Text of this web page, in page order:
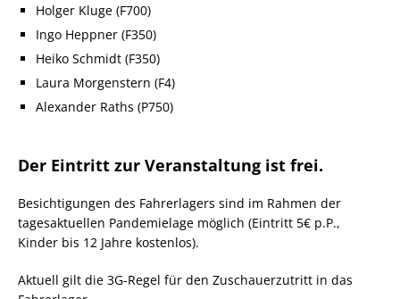
Holger Kluge (F700)
Ingo Heppner (F350)
Heiko Schmidt (F350)
Laura Morgenstern (F4)
Alexander Raths (P750)
Der Eintritt zur Veranstaltung ist frei.
Besichtigungen des Fahrerlagers sind im Rahmen der
tagesaktuellen Pandemielage möglich (Eintritt 5€ p.P.,
Kinder bis 12 Jahre kostenlos).
Aktuell gilt die 3G-Regel für den Zuschauerzutritt in das